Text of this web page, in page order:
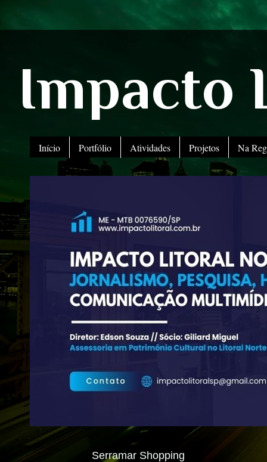
Impacto
Início Portfólio Atividades Projetos Na
Serramar Shopping